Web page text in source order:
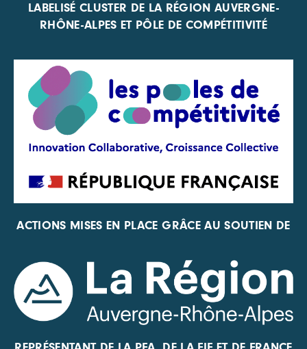
LABELISÉ CLUSTER DE LA RÉGION AUVERGNE-
RHÔNE-ALPES ET PÔLE DE COMPÉTITIVITÉ
ACTIONS MISES EN PLACE GRÂCE AU SOUTIEN DE